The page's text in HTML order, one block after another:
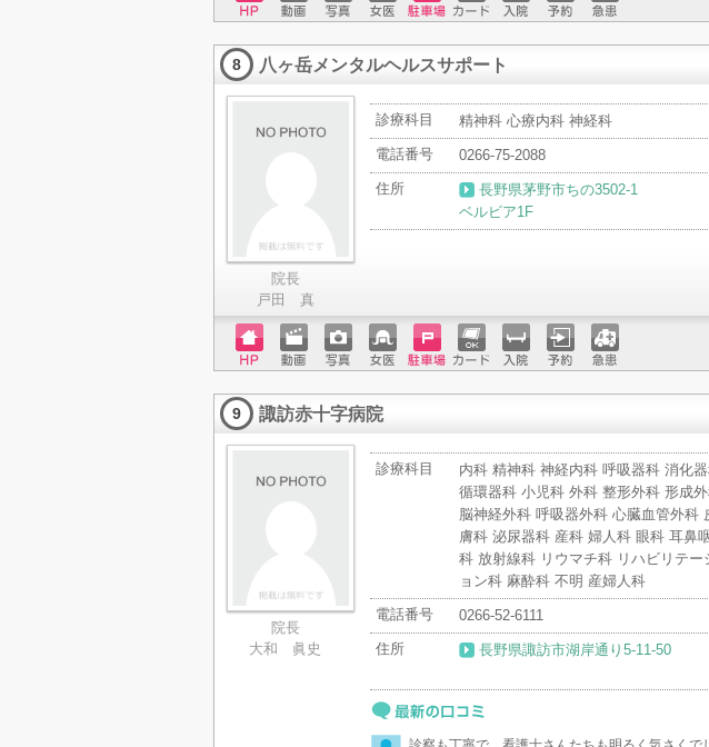
ホーム
ページ
動画 写真 女医 駐車場クレジ
ットカ
ード
入院 予約 急患
8 八ヶ岳メンタルヘルスサポート
院長
戸田 真
診療科目
精神科 心療内科 神経科
電話番号
0266-75-2088
住所
長野県茅野市ちの3502-1
ベルビア1F
ホーム
ページ
動画 写真 女医 駐車場クレジ
ットカ
入院 予約 急患
9 諏訪赤十字病院
院長
大和 眞史
診療科目
内科 精神科 神経内科 呼吸器科 消化
循環器科 小児科 外科 整形外科 形成
脳神経外科 呼吸器外科 心臓血管外科
膚科 泌尿器科 産科 婦人科 眼科 耳鼻
科 放射線科 リウマチ科 リハビリテー
ョン科 麻酔科 不明 産婦人科
電話番号
0266-52-6111
住所
長野県諏訪市湖岸通り5-11-50
最新の口コミ